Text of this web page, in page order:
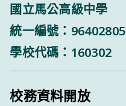
國立馬公高級中學
統一編號：96402805
學校代碼：160302
校務資料開放